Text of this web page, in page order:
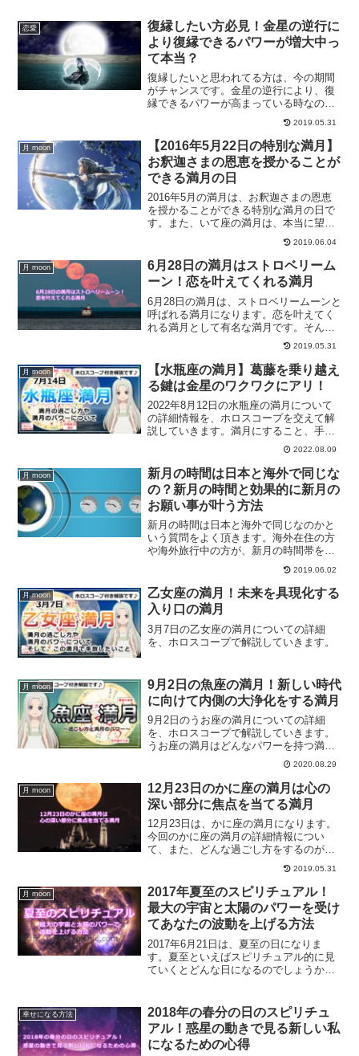
恋愛
復縁したい方必見！金星の逆行に
より復縁できるパワーが増大中っ
て本当？
復縁したいと思われてる方は、今の期間
がチャンスです。金星の逆行により、復
縁できるパワーが高まっている時なので
す。私たちは、星の影響を少なからず受
けながら生きています。そんな中、今の
とても大切な期間に彼との復縁に向けて
するべきことをご紹介します。
2019.05.31
月 moon
【2016年5月22日の特別な満月】
お釈迦さまの恩恵を授かることが
できる満月の日
2016年5月の満月は、お釈迦さまの恩恵
を授かることができる特別な満月の日で
す。また、いて座の満月は、本当に望む
ものを手に入れる、そんな満月の日なの
です。5月22日の満月について、解説して
いきます。
2019.06.04
月 moon
6月28日の満月はストロベリーム
ーン！恋を叶えてくれる満月
6月28日の満月は、ストロベリームーンと
呼ばれる満月になります。恋を叶えてく
れる満月として有名な満月です。そんな6
月28日の満月ですが、恋を叶えたいとい
う方は恋愛について自分自身と対話して
みると良いでしょう。山羊座の満月に恋
愛運アップする方法です。
2019.05.31
月 moon
【水瓶座の満月】葛藤を乗り越え
る鍵は金星のワクワクにアリ！
2022年8月12日の水瓶座の満月について
の詳細情報を、ホロスコープを交えて解
説していきます。満月にすること、手放
2022.08.09
月 moon
新月の時間は日本と海外で同じな
の？新月の時間と効果的に新月の
お願い事が叶う方法
新月の時間は日本と海外で同じなのかと
いう質問をよく頂きます。海外在住の方
や海外旅行中の方が、新月の時間帯をチ
ェックする方法をご紹介します。また、
新月の願いが効果的に叶うのはどういう
時なのか、ご紹介していきます。
2019.06.02
月 moon
乙女座の満月！未来を具現化する
入り口の満月
3月7日の乙女座の満月についての詳細
を、ホロスコープで解説していきます。
月 moon
9月2日の魚座の満月！新しい時代
に向けて内側の大浄化をする満月
9月2日のうお座の満月についての詳細
を、ホロスコープで解説していきます。
うお座の満月はどんなパワーを持つ満月
なのか？この動画を見ることで、今回の
うお座の満月の過ごし方やうお座の満月
のパワーについて解説していきます。
2020.08.29
月 moon
12月23日のかに座の満月は心の
深い部分に焦点を当てる満月
12月23日は、かに座の満月になります。
今回のかに座の満月の詳細情報につい
て、また、どんな過ごし方をするのがオ
ススメの満月なのでしょうか？かに座の
満月の詳細について、また、オススメの
過ごし方についてご紹介します。
2019.05.31
月 moon
2017年夏至のスピリチュアル！
最大の宇宙と太陽のパワーを受け
てあなたの波動を上げる方法
2017年6月21日は、夏至の日になりま
す。夏至といえばスピリチュアル的に見
ていくとどんな日になるのでしょうか？
日することについてご紹介します。
幸せになる方法
2018年の春分の日のスピリチュ
アル！惑星の動きで見る新しい私
になるための心得